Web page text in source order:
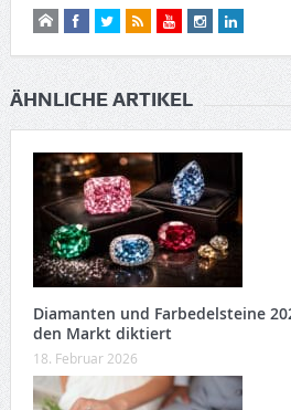
ÄHNLICHE ARTIKEL
Diamanten und Farbedelsteine
den Markt diktiert
18. Februar 2026